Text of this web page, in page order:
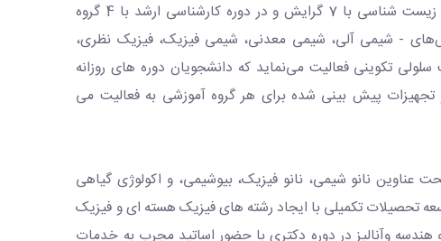
دارای 4 گروه آموزشی ریاضی، فیزیک، شیمی، و زیست شناسی با 7 گرایش و در دوره کارشناسی ارشد با 4 گروه
گرایش‌های - شیمی آلی، شیمی معدنی، شیمی فیزیک، فیزیک نظری،
تکوینی فعالیت می‌نماید که دانشجویان دوره های روزانه
تجهیزات پیش بینی شده برای هر گروه آموزشی به فعالیت می
تحت عناوین نانو شیمی، نانو فیزیک، بیوشیمی، و اکولوژی گیاهی
در سال 1391 با هدف توسعه تحصیلات تکمیلی با ایجاد رشته های فیزیک هسته ای و فیزیک